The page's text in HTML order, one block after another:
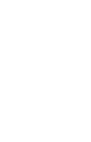
hoàn thành sứ
các thành viên
Với tầm nhìn
diện cho con
hứng, động lực
là tôn vinh
trong năm lao